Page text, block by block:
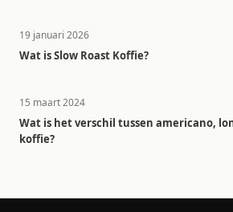
19 januari 2026
Wat is Slow Roast Koffie?
15 maart 2024
Wat is het verschil tussen americano,
koffie?